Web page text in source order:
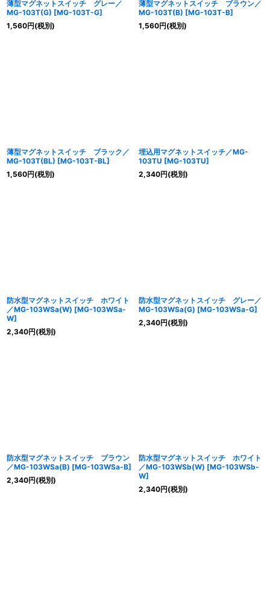
薄型マグネットスイッチ グレー／
MG-103T(G) [MG-103T-G]
1,560円(税別)
薄型マグネットスイッチ ブラウン／
MG-103T(B) [MG-103T-B]
1,560円(税別)
薄型マグネットスイッチ ブラック／
MG-103T(BL) [MG-103T-BL]
1,560円(税別)
埋込用マグネットスイッチ／MG-
103TU [MG-103TU]
2,340円(税別)
防水型マグネットスイッチ ホワイト
／MG-103WSa(W) [MG-103WSa-
W]
2,340円(税別)
防水型マグネットスイッチ グレー／
MG-103WSa(G) [MG-103WSa-G]
2,340円(税別)
防水型マグネットスイッチ ブラウン
／MG-103WSa(B) [MG-103WSa-B]
2,340円(税別)
防水型マグネットスイッチ ホワイト
／MG-103WSb(W) [MG-103WSb-
W]
2,340円(税別)